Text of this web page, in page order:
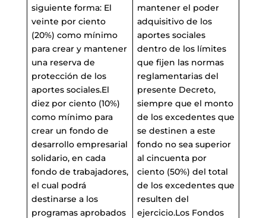
siguiente forma: El
veinte por ciento
(20%) como mínimo
para crear y mantener
una reserva de
protección de los
aportes sociales.El
diez por ciento (10%)
como mínimo para
crear un fondo de
desarrollo empresarial
solidario, en cada
fondo de trabajadores,
el cual podrá
destinarse a los
programas aprobados
mantener el poder
adquisitivo de los
aportes sociales
dentro de los límites
que fijen las normas
reglamentarias del
presente Decreto,
siempre que el monto
de los excedentes que
se destinen a este
fondo no sea superior
al cincuenta por
ciento (50%) del total
de los excedentes que
resulten del
ejercicio.Los Fondos